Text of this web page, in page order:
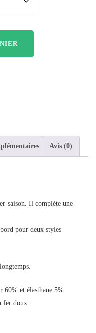
Avis (0)
saison. Il complète une
pour deux styles
60% et élasthane 5%
fer doux.